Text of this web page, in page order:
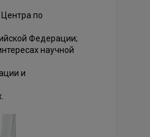
по
Федерации;
научной
и